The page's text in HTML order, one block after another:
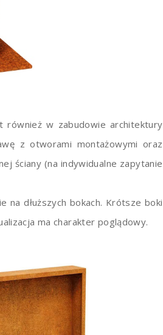
również w zabudowie architektury
z otworami montażowymi oraz
ściany (na indywidualne zapytanie
dłuższych bokach. Krótsze boki
ma charakter poglądowy.